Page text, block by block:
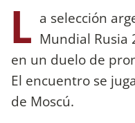
L a selección
Mundial Rusia
en un duelo de
El encuentro se
de Moscú.